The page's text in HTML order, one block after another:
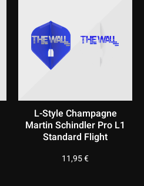
L-Style Champagne
Martin Schindler Pro L1
Standard Flight
11,95€